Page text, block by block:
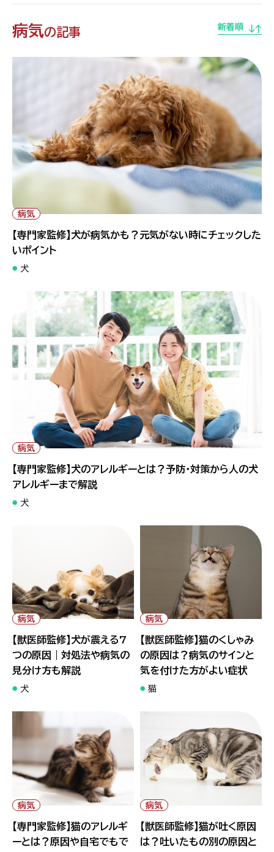
病気の記事 新着順
" alt="【専門家監修】犬が病気かも？元気がない時にチェックした
いポイント">
病気
【専門家監修】犬が病気かも？元気がない時にチェックした
いポイント
犬
" alt="【専門家監修】犬のアレルギーとは？予防・対策から人の犬
アレルギーまで解説">
病気
【専門家監修】犬のアレルギーとは？予防・対策から人の犬
アレルギーまで解説
犬
" alt="【獣医師監修】犬が震え
る7つの原因｜対処法や病気の
見分け方も解説">
病気
【獣医師監修】犬が震える7
つの原因｜対処法や病気の
見分け方も解説
犬
" alt="【獣医師監修】猫のくしゃ
みの原因は？病気のサインと気
を付けた方がよい症状">
病気
【獣医師監修】猫のくしゃみ
の原因は？病気のサインと
気を付けた方がよい症状
猫
" alt="【専門家監修】猫のアレル
ギーとは？原因や自宅でもでき
る対策を解説">
病気
【専門家監修】猫のアレルギ
ーとは？原因や自宅でもで
" alt="【獣医師監修】猫が吐く
対処法を解説">
病気
【獣医師監修】猫が吐く原因
は？吐いたもの別の原因と